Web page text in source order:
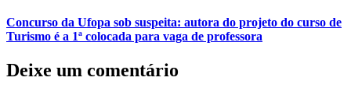
Concurso da Ufopa sob suspeita: autora do projeto do curso de
Turismo é a 1ª colocada para vaga de professora
Deixe um comentário